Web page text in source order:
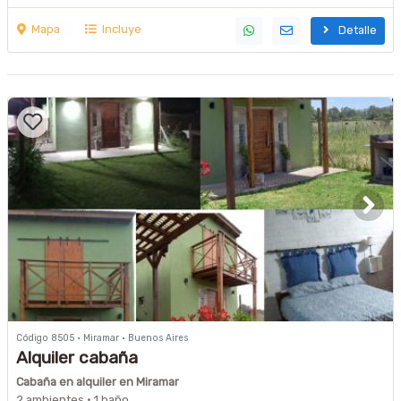
Mapa Incluye Detalle
Código 8505 · Miramar · Buenos Aires
Alquiler cabaña
Cabaña en alquiler en Miramar